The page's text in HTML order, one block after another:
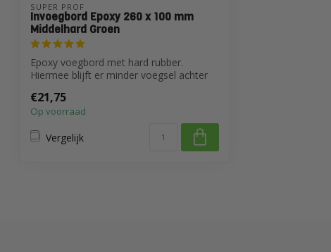
SUPER PROF
Invoegbord Epoxy 260 x 100 mm
Middelhard Groen
Epoxy voegbord met hard rubber.
Hiermee blijft er minder voegsel achter
€21,75
Op voorraad
Vergelijk